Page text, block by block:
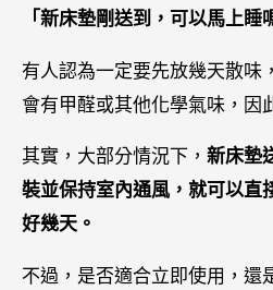
「新床墊剛送到，可以馬上睡
有人認為一定要先放幾天散味
會有甲醛或其他化學氣味，因
其實，大部分情況下， 新床墊
裝並保持室內通風，就可以直
好幾天。
不過，是否適合立即使用，還